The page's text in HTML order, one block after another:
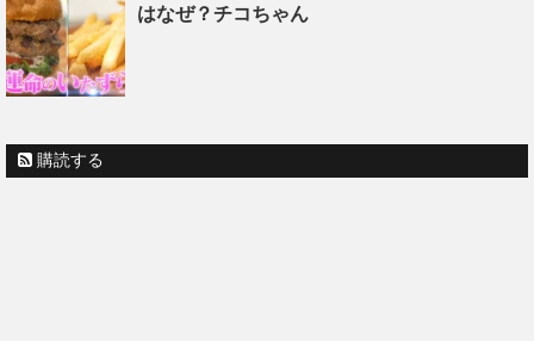
はなぜ？チコちゃん
購読する